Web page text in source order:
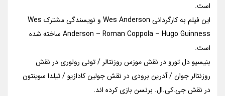
است.
این فیلم به کارگردانی Wes Anderson و نویسندگی مشترک Wes
Anderson – Roman Coppola – Hugo Guinness ساخته شده
است.
بنیسیو دل تورو در نقش موزس روزنتالر / تونی رولوری در نقش
روزنتالر جوان / آدرین برودی در نقش جولین کادازیو / تیلدا سوینتون
در نقش جی.کی.ال. برنسن بازی کرده اند.